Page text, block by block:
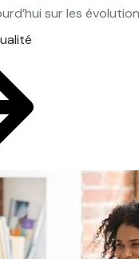
sur les